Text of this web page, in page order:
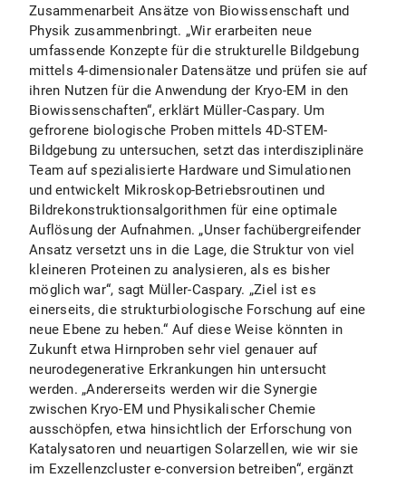
Zusammenarbeit Ansätze von Biowissenschaft und
Physik zusammenbringt. „Wir erarbeiten neue
umfassende Konzepte für die strukturelle Bildgebung
mittels 4-dimensionaler Datensätze und prüfen sie auf
ihren Nutzen für die Anwendung der Kryo-EM in den
Biowissenschaften“, erklärt Müller-Caspary. Um
gefrorene biologische Proben mittels 4D-STEM-
Bildgebung zu untersuchen, setzt das interdisziplinäre
Team auf spezialisierte Hardware und Simulationen
und entwickelt Mikroskop-Betriebsroutinen und
Bildrekonstruktionsalgorithmen für eine optimale
Auflösung der Aufnahmen. „Unser fachübergreifender
Ansatz versetzt uns in die Lage, die Struktur von viel
kleineren Proteinen zu analysieren, als es bisher
möglich war“, sagt Müller-Caspary. „Ziel ist es
einerseits, die strukturbiologische Forschung auf eine
neue Ebene zu heben.“ Auf diese Weise könnten in
Zukunft etwa Hirnproben sehr viel genauer auf
neurodegenerative Erkrankungen hin untersucht
werden. „Andererseits werden wir die Synergie
zwischen Kryo-EM und Physikalischer Chemie
ausschöpfen, etwa hinsichtlich der Erforschung von
Katalysatoren und neuartigen Solarzellen, wie wir sie
im Exzellenzcluster e-conversion betreiben“, ergänzt